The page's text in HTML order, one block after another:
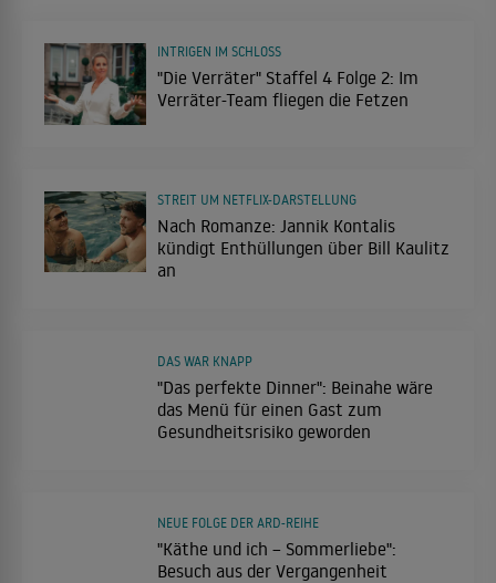
"Die Verräter" Staffel 4 Folge 2: Im
Verräter-Team fliegen die Fetzen
INTRIGEN IM SCHLOSS
Nach Romanze: Jannik Kontalis
kündigt Enthüllungen über Bill Kaulitz
an
STREIT UM NETFLIX-DARSTELLUNG
"Das perfekte Dinner": Beinahe wäre
das Menü für einen Gast zum
Gesundheitsrisiko geworden
DAS WAR KNAPP
"Käthe und ich – Sommerliebe":
Besuch aus der Vergangenheit
NEUE FOLGE DER ARD-REIHE